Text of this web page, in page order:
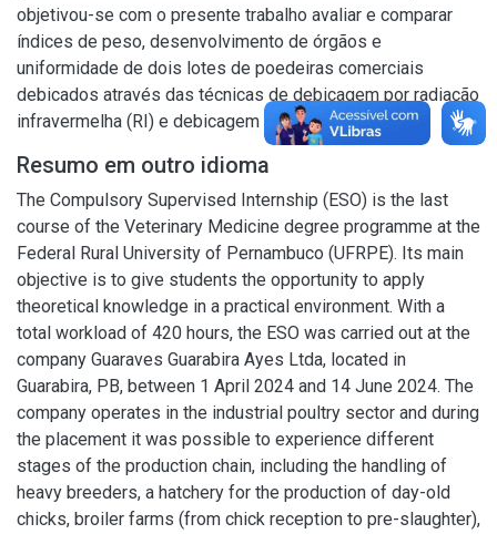
objetivou-se com o presente trabalho avaliar e comparar
índices de peso, desenvolvimento de órgãos e
uniformidade de dois lotes de poedeiras comerciais
debicados através das técnicas de debicagem por radiação
infravermelha (RI) e debicagem holandesa (em -V").
Resumo em outro idioma
The Compulsory Supervised Internship (ESO) is the last
course of the Veterinary Medicine degree programme at the
Federal Rural University of Pernambuco (UFRPE). Its main
objective is to give students the opportunity to apply
theoretical knowledge in a practical environment. With a
total workload of 420 hours, the ESO was carried out at the
company Guaraves Guarabira Ayes Ltda, located in
Guarabira, PB, between 1 April 2024 and 14 June 2024. The
company operates in the industrial poultry sector and during
the placement it was possible to experience different
stages of the production chain, including the handling of
heavy breeders, a hatchery for the production of day-old
chicks, broiler farms (from chick reception to pre-slaughter),